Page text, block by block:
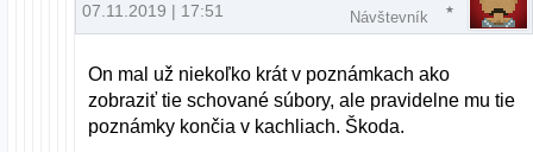
07.11.2019 | 17:51 Návštevník
On mal už niekoľko krát v poznámkach ako
zobraziť tie schované súbory, ale pravidelne mu tie
poznámky končia v kachliach. Škoda.